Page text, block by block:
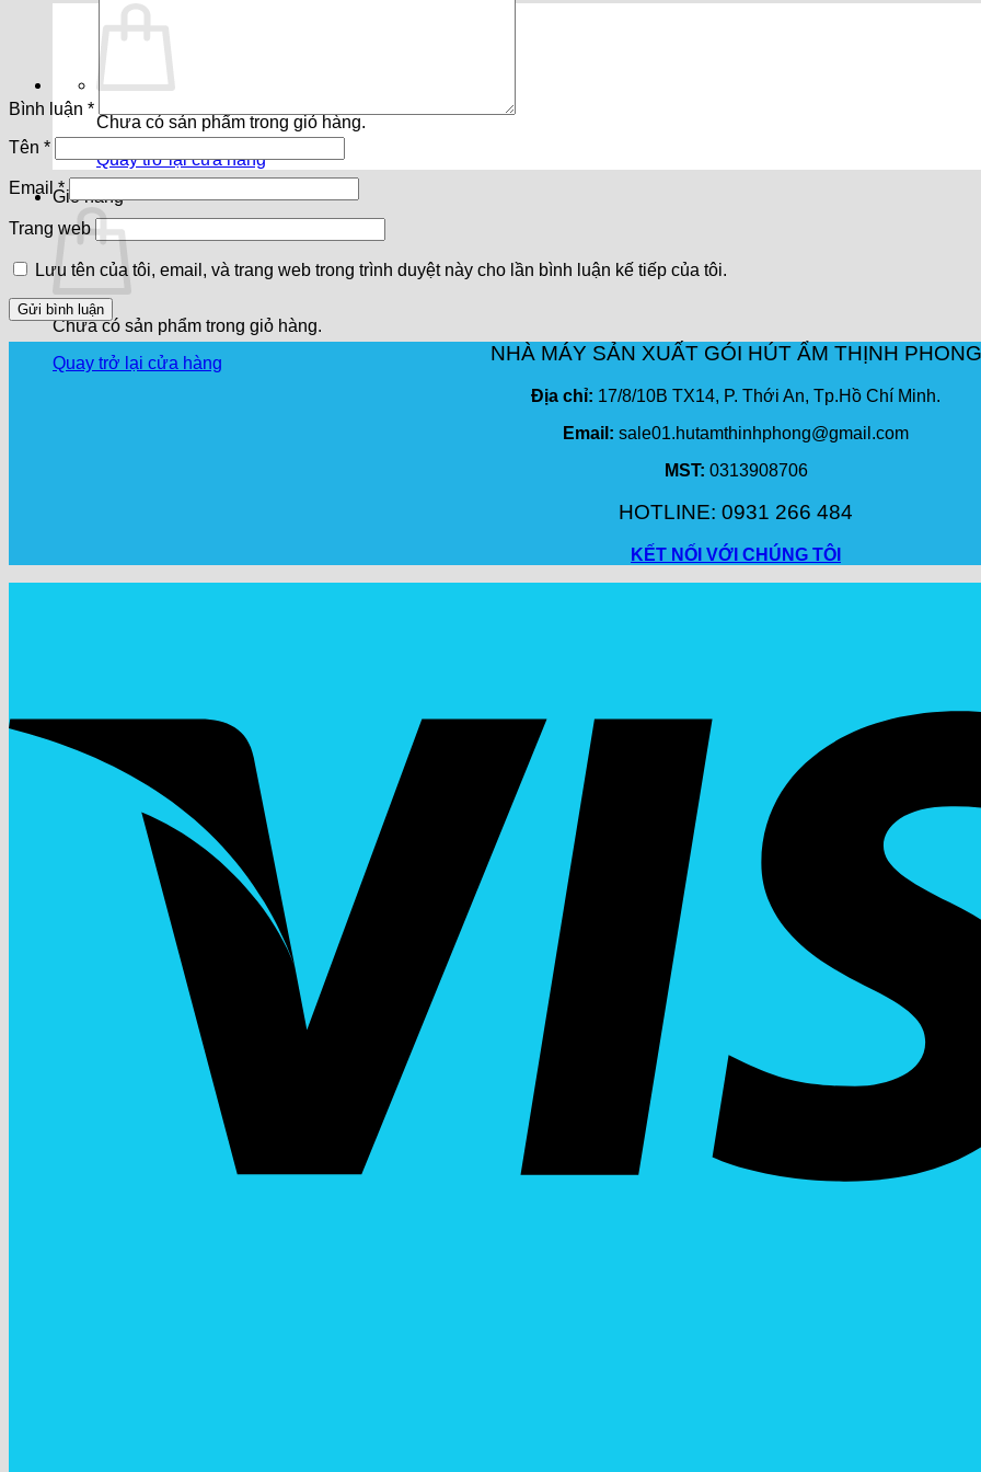
Chưa có sản phẩm trong giỏ hàng.
Quay trở lại cửa hàng
Giỏ hàng
Chưa có sản phẩm trong giỏ hàng.
Quay trở lại cửa hàng
Bình luận *
Tên *
Email*
Trang web
Lưu tên của tôi, email, và trang web trong trình duyệt này cho lần bình luận kế tiếp của tôi.
NHÀ MÁY SẢN XUẤT GÓI HÚT ẨM THỊNH PHONG
Địa chỉ: 17/8/10B TX14, P. Thới An, Tp.Hồ Chí Minh.
Email: sale01.hutamthinhphong@gmail.com
MST: 0313908706
HOTLINE: 0931 266 484
KẾT NỐI VỚI CHÚNG TÔI